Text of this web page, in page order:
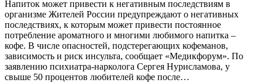
Напиток может привести к негативным последствиям в
организме Жителей России предупреждают о негативных
последствиях, к которым может привести постоянное
потребление ароматного и многими любимого напитка –
кофе. В числе опасностей, подстерегающих кофеманов,
зависимость и риск инсульта, сообщает «Медикфорум». По
заявлению психиатра-нарколога Сергея Нурисламова, у
свыше 50 процентов любителей кофе после…